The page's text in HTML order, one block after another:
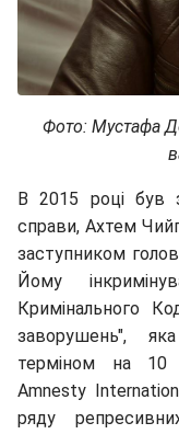
Фото: Мустафа
В 2015 році був
справи, Ахтем
заступником
Йому
Кримінального
заворушень",
терміном на 10
Amnesty
ряду